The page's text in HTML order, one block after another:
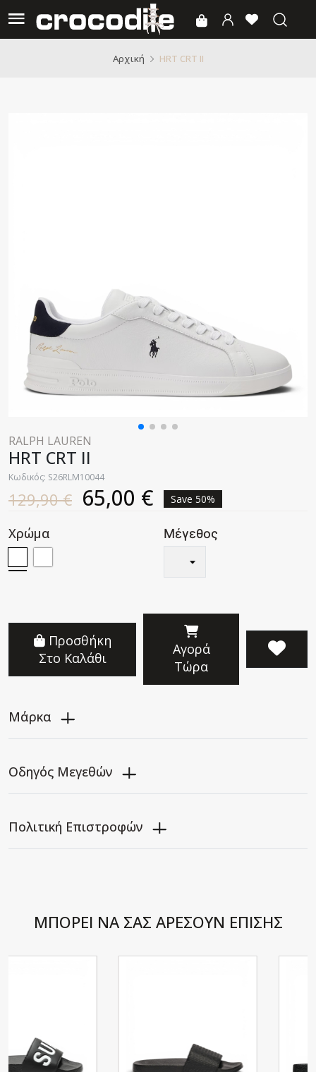
Αρχική HRT CRT II
RALPH LAUREN
HRT CRT II
Κωδικός: S26RLM10044
129,90 € 65,00 € Save 50%
Χρώμα Μέγεθος
Προσθήκη
Στο Καλάθι
Αγορά
Τώρα
Μάρκα
Οδηγός Μεγεθών
Πολιτική Επιστροφών
ΜΠΟΡΕΙ ΝΑ ΣΑΣ ΑΡΕΣΟΥΝ ΕΠΙΣΗΣ